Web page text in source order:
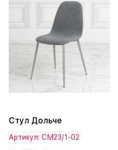
Стул Дольче
Артикул: СМ23/1-02